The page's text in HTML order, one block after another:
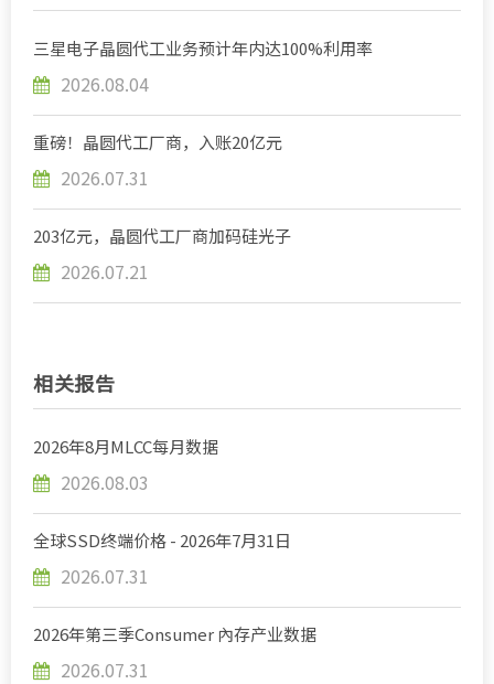
三星电子晶圆代工业务预计年内达100%利用率
2026.08.04
重磅！晶圆代工厂商，入账20亿元
2026.07.31
203亿元，晶圆代工厂商加码硅光子
2026.07.21
相关报告
2026年8月MLCC每月数据
2026.08.03
全球SSD终端价格 - 2026年7月31日
2026.07.31
2026年第三季Consumer 內存产业数据
2026.07.31